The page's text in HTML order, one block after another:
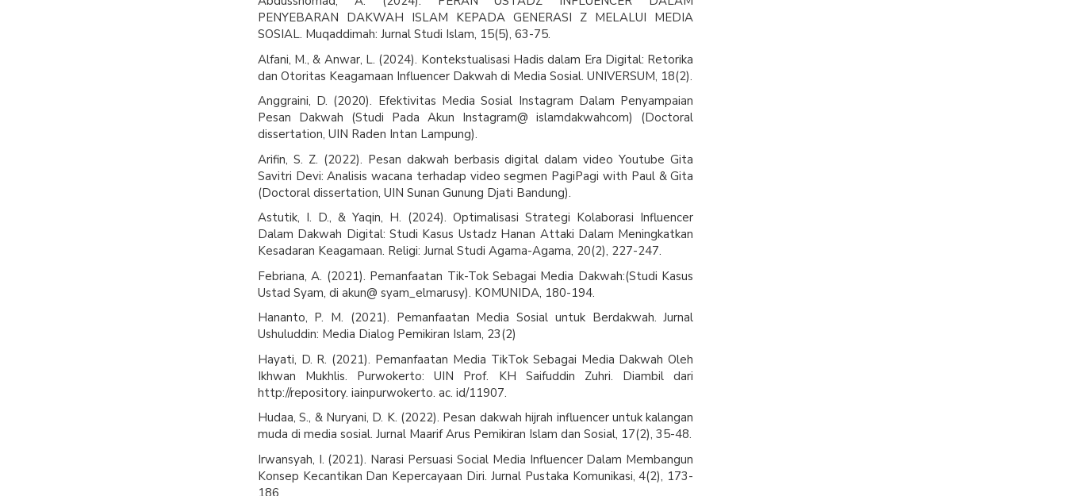
PENYEBARAN DAKWAH ISLAM KEPADA GENERASI Z MELALUI MEDIA
SOSIAL. Muqaddimah: Jurnal Studi Islam, 15(5), 63-75.
Alfani, M., & Anwar, L. (2024). Kontekstualisasi Hadis dalam Era Digital: Retorika
dan Otoritas Keagamaan Influencer Dakwah di Media Sosial. UNIVERSUM, 18(2).
Anggraini, D. (2020). Efektivitas Media Sosial Instagram Dalam Penyampaian
Pesan Dakwah (Studi Pada Akun Instagram@ islamdakwahcom) (Doctoral
dissertation, UIN Raden Intan Lampung).
Arifin, S. Z. (2022). Pesan dakwah berbasis digital dalam video Youtube Gita
Savitri Devi: Analisis wacana terhadap video segmen PagiPagi with Paul & Gita
(Doctoral dissertation, UIN Sunan Gunung Djati Bandung).
Astutik, I. D., & Yaqin, H. (2024). Optimalisasi Strategi Kolaborasi Influencer
Dalam Dakwah Digital: Studi Kasus Ustadz Hanan Attaki Dalam Meningkatkan
Kesadaran Keagamaan. Religi: Jurnal Studi Agama-Agama, 20(2), 227-247.
Febriana, A. (2021). Pemanfaatan Tik-Tok Sebagai Media Dakwah:(Studi Kasus
Ustad Syam, di akun@ syam_elmarusy). KOMUNIDA, 180-194.
Hananto, P. M. (2021). Pemanfaatan Media Sosial untuk Berdakwah. Jurnal
Ushuluddin: Media Dialog Pemikiran Islam, 23(2)
Hayati, D. R. (2021). Pemanfaatan Media TikTok Sebagai Media Dakwah Oleh
Ikhwan Mukhlis. Purwokerto: UIN Prof. KH Saifuddin Zuhri. Diambil dari
http://repository. iainpurwokerto. ac. id/11907.
Hudaa, S., & Nuryani, D. K. (2022). Pesan dakwah hijrah influencer untuk kalangan
muda di media sosial. Jurnal Maarif Arus Pemikiran Islam dan Sosial, 17(2), 35-48.
Irwansyah, I. (2021). Narasi Persuasi Social Media Influencer Dalam Membangun
Konsep Kecantikan Dan Kepercayaan Diri. Jurnal Pustaka Komunikasi, 4(2), 173-
186